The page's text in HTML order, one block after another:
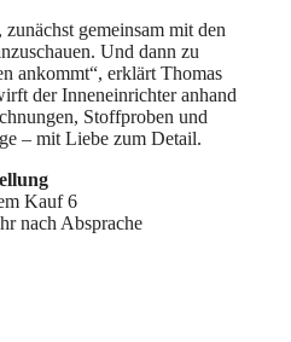
gemeinsam mit den
Und dann zu
ankommt“, erklärt Thomas
der Inneneinrichter anhand
Stoffproben und
– mit Liebe zum Detail.
Kauf 6
nach Absprache